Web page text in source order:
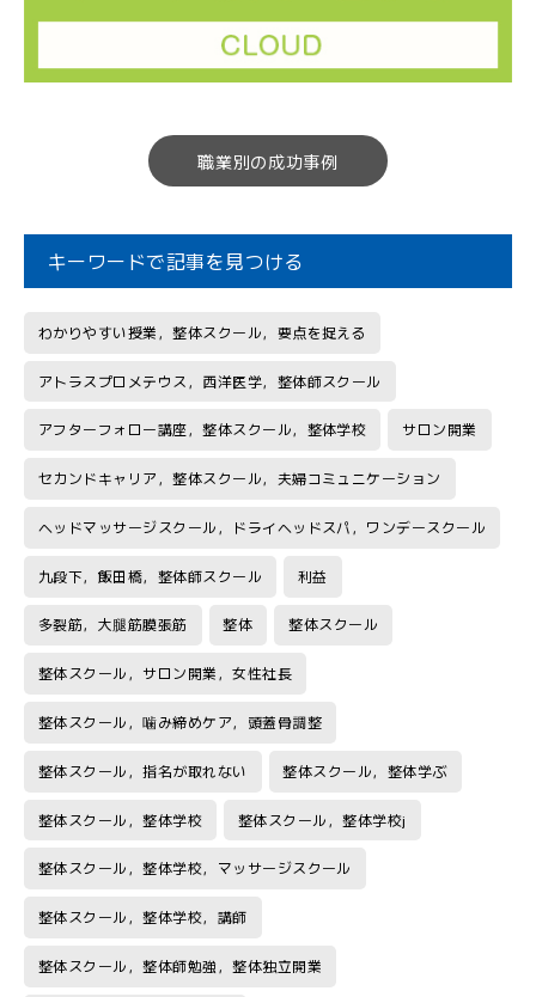
職業別の成功事例
キーワードで記事を見つける
わかりやすい授業，整体スクール，要点を捉える
アトラスプロメテウス，西洋医学，整体師スクール
アフターフォロー講座，整体スクール，整体学校 サロン開業
セカンドキャリア，整体スクール，夫婦コミュニケーション
ヘッドマッサージスクール，ドライヘッドスパ，ワンデースクール
九段下，飯田橋，整体師スクール 利益
多裂筋，大腿筋膜張筋 整体 整体スクール
整体スクール，サロン開業，女性社長
整体スクール，噛み締めケア，頭蓋骨調整
整体スクール，指名が取れない 整体スクール，整体学ぶ
整体スクール，整体学校 整体スクール，整体学校j
整体スクール，整体学校，マッサージスクール
整体スクール，整体学校，講師
整体スクール，整体師勉強，整体独立開業